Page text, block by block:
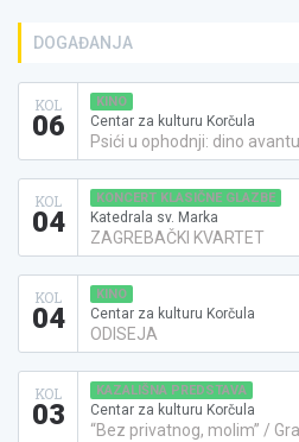
DOGAĐANJA
KOL
06
KINO
Centar za kulturu Korčula
Psići u ophodnji: dino
KOL
04
KONCERT KLASIČNE GLAZBE
Katedrala sv. Marka
ZAGREBAČKI KVARTET
KOL
04
KINO
Centar za kulturu Korčula
ODISEJA
KOL
03
KAZALIŠNA PREDSTAVA
Centar za kulturu Korčula
“Bez privatnog, molim” /